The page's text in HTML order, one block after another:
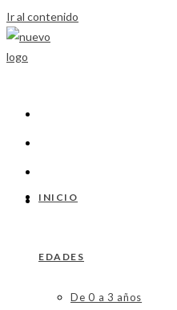
Ir al contenido
INICIO
EDADES
De 0 a 3 años